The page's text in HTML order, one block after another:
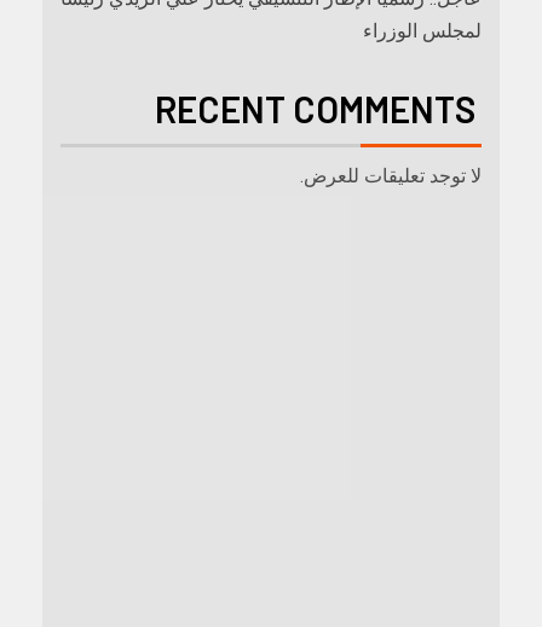
لمجلس الوزراء
RECENT COMMENTS
لا توجد تعليقات للعرض.